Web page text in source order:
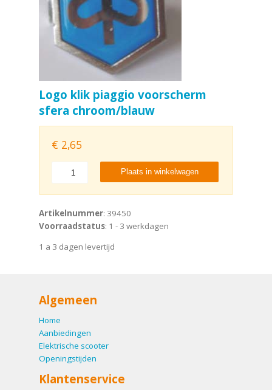
Logo klik piaggio voorscherm
sfera chroom/blauw
€ 2,65
Plaats in winkelwagen
Artikelnummer: 39450
Voorraadstatus: 1 - 3 werkdagen
1 a 3 dagen levertijd
Algemeen
Home
Aanbiedingen
Elektrische scooter
Openingstijden
Klantenservice